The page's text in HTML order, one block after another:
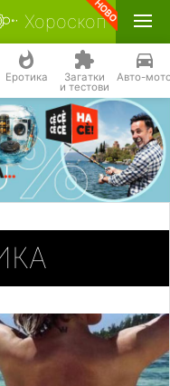
Хороскоп
Еротика Загатки
и тестови
Авто-